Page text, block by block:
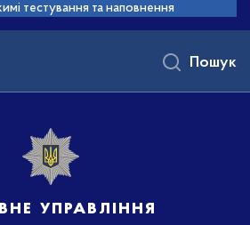
тестування та наповнення
управління
Пошук